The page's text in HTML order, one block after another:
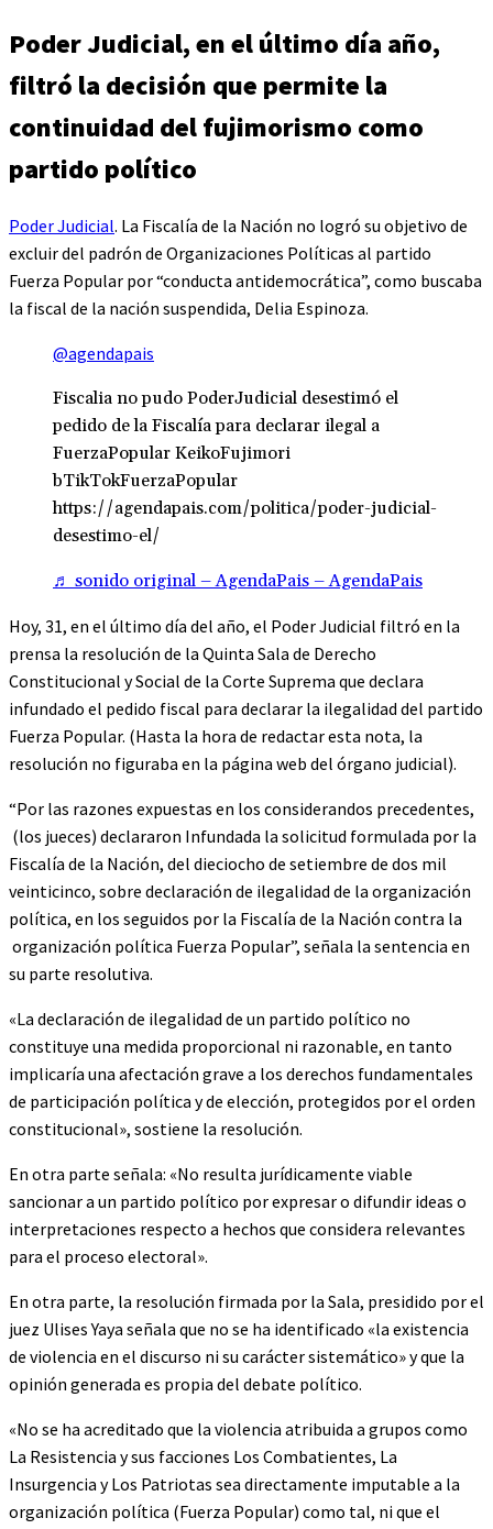
Poder Judicial, en el último día año,
filtró la decisión que permite la
continuidad del fujimorismo como
partido político
Poder Judicial. La Fiscalía de la Nación no logró su objetivo de
excluir del padrón de Organizaciones Políticas al partido
Fuerza Popular por “conducta antidemocrática”, como buscaba
la fiscal de la nación suspendida, Delia Espinoza.
@agendapais
Fiscalia no pudo PoderJudicial desestimó el
pedido de la Fiscalía para declarar ilegal a
FuerzaPopular KeikoFujimori
bTikTokFuerzaPopular
https://agendapais.com/politica/poder-judicial-
desestimo-el/
♬ sonido original – AgendaPais – AgendaPais
Hoy, 31, en el último día del año, el Poder Judicial filtró en la
prensa la resolución de la Quinta Sala de Derecho
Constitucional y Social de la Corte Suprema que declara
infundado el pedido fiscal para declarar la ilegalidad del partido
Fuerza Popular. (Hasta la hora de redactar esta nota, la
resolución no figuraba en la página web del órgano judicial).
“Por las razones expuestas en los considerandos precedentes,
(los jueces) declararon Infundada la solicitud formulada por la
Fiscalía de la Nación, del dieciocho de setiembre de dos mil
veinticinco, sobre declaración de ilegalidad de la organización
política, en los seguidos por la Fiscalía de la Nación contra la
organización política Fuerza Popular”, señala la sentencia en
su parte resolutiva.
«La declaración de ilegalidad de un partido político no
constituye una medida proporcional ni razonable, en tanto
implicaría una afectación grave a los derechos fundamentales
de participación política y de elección, protegidos por el orden
constitucional», sostiene la resolución.
En otra parte señala: «No resulta jurídicamente viable
sancionar a un partido político por expresar o difundir ideas o
interpretaciones respecto a hechos que considera relevantes
para el proceso electoral».
En otra parte, la resolución firmada por la Sala, presidido por el
juez Ulises Yaya señala que no se ha identificado «la existencia
de violencia en el discurso ni su carácter sistemático» y que la
opinión generada es propia del debate político.
«No se ha acreditado que la violencia atribuida a grupos como
La Resistencia y sus facciones Los Combatientes, La
Insurgencia y Los Patriotas sea directamente imputable a la
organización política (Fuerza Popular) como tal, ni que el